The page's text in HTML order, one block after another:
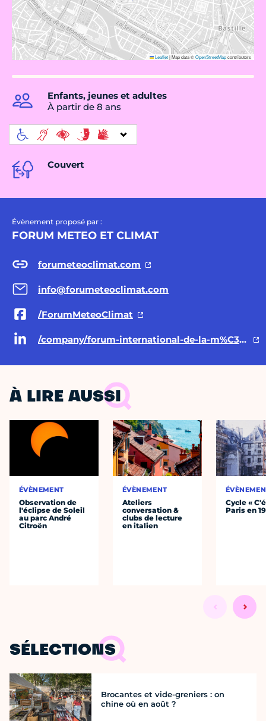
Leaflet|Map data ©OpenStreetMapcontributors
Enfants, jeunes et adultes
À partir de 8 ans
Couvert
Évènement proposé par :
FORUM METEO ET CLIMAT
forumeteoclimat.com
info@forumeteoclimat.com
/ForumMeteoClimat
/company/forum-international-de-la-m%C3%A9t%C3%A9o-et-du-climat/
À LIRE AUSSI
ÉVÈNEMENT
Observation de
l'éclipse de Soleil
au parc André
Citroën
ÉVÈNEMENT
Ateliers
conversation &
clubs de lecture
en italien
Cycle «
Paris en
SÉLECTIONS
Brocantes et vide-greniers : on
chine où en août ?